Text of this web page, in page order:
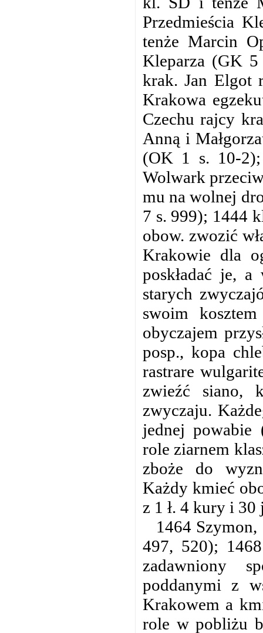
Przedmieścia
tenże Marcin
Kleparza (GK
krak. Jan Elgot
Krakowa
Czechu rajcy
Anną i
(OK 1 s. 10-
Wolwark
mu na wolnej
7 s. 999); 1444
obow. zwozić
Krakowie dla
poskładać je,
starych
swoim
obyczajem
posp., kopa
rastrare
zwieźć siano,
zwyczaju.
jednej powabie
role ziarnem
zboże do
Każdy kmieć
z 1 ł. 4 kury i
1464
497, 520);
zadawniony
poddanymi z
Krakowem a
role w pobliżu